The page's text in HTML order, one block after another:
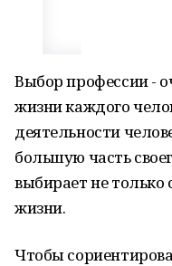
Выбор профессии -
жизни каждого
деятельности
большую часть
выбирает не только
жизни.
Чтобы